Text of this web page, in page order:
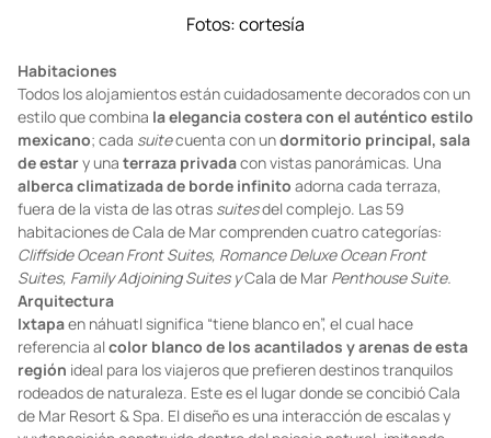
Fotos: cortesía
Habitaciones
Todos los alojamientos están cuidadosamente decorados con un
estilo que combina la elegancia costera con el auténtico estilo
mexicano ; cada suitecuenta con un
dormitorio principal, sala
de estar
y una terraza privada con vistas panorámicas. Una
alberca climatizada de borde infinito adorna cada terraza,
fuera de la vista de las otras suites del complejo. Las 59
habitaciones de Cala de Mar comprenden cuatro categorías:
Cliffside Ocean Front Suites, Romance Deluxe Ocean Front
Suites, Family Adjoining Suites y Cala de Mar
Penthouse Suite.
Arquitectura
Ixtapa
en náhuatl significa “tiene blanco en”, el cual hace